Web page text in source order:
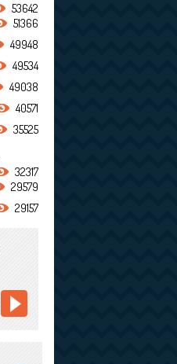
53642
51366
49948
49534
49038
40571
35525
32317
29579
29157